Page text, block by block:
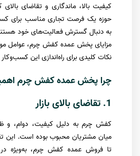
کیفیت بالا، ماندگاری و تقاضای
حوزه یک فرصت تجاری مناسب برای
به دنبال گسترش فعالیت‌های خود
مزایای پخش عمده کفش چرم، عوامل
نکات کلیدی برای راه‌اندازی این
چرا پخش عمده کفش چرم
1. تقاضای بالای بازار
کفش چرم به دلیل کیفیت، دوام، و
میان مشتریان محبوب بوده است. این
تا فروش عمده کفش چرم، به‌ویژه